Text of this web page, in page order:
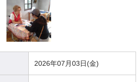
2026年07月03日(金)